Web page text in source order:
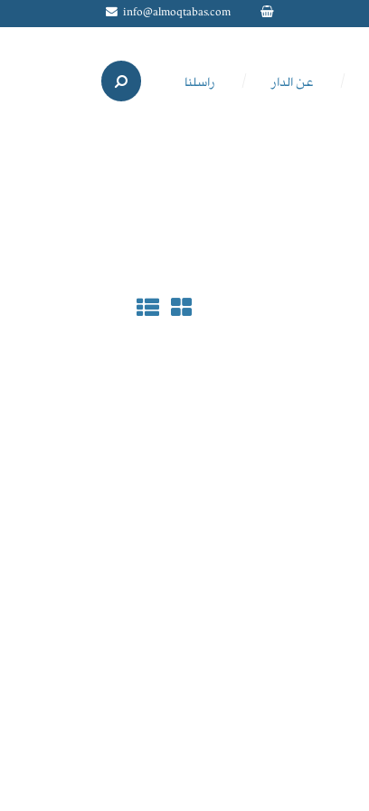
info@almoqtabas.com
عن الدار راسلنا